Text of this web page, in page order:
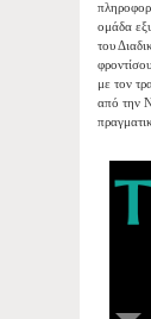
ομάδα
του
με τον
από την